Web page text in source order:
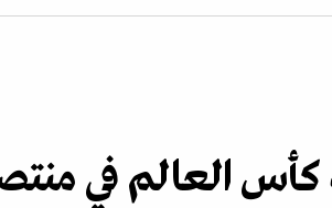
كأس العالم في